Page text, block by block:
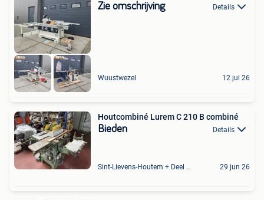
Zie omschrijving Details
Wuustwezel 12 jul 26
Houtcombiné Lurem C 210 B combiné
Bieden Details
Sint-Lievens-Houtem + Deel Oombergen 29 jun 26